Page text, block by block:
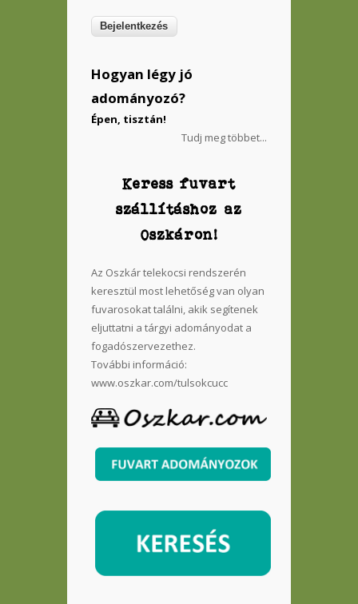
Hogyan légy jó
adományozó?
Épen, tisztán!
Tudj meg többet...
Keress fuvart
szállításhoz az
Oszkáron!
Az Oszkár telekocsi rendszerén
keresztül most lehetőség van olyan
fuvarosokat találni, akik segítenek
eljuttatni a tárgyi adományodat a
fogadószervezethez.
További információ:
www.oszkar.com/tulsokcucc